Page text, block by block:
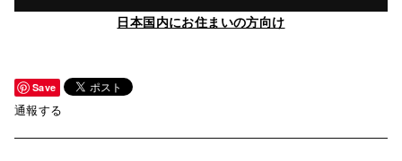
日本国内にお住まいの方向け
Save
通報する